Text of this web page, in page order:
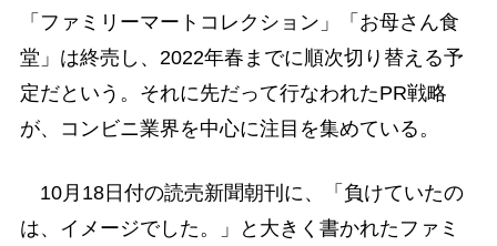
「ファミリーマートコレクション」「お母さん食
堂」は終売し、2022年春までに順次切り替える予
定だという。それに先だって行なわれたPR戦略
が、コンビニ業界を中心に注目を集めている。
10月18日付の読売新聞朝刊に、「負けていたの
は、イメージでした。」と大きく書かれたファミ